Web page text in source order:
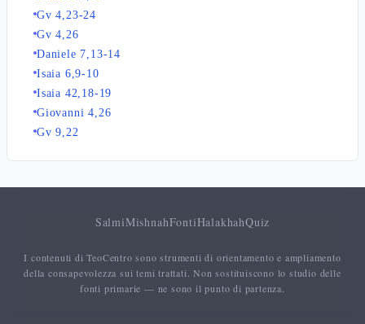
Gv 4,23-24
Gv 4,26
Daniele 7,13-14
Isaia 6,9-10
Isaia 42,18-19
Giovanni 4,26
Gv 9,22
SalmiMishnahFontiHalakhahQuiz
I contenuti di TeoCentro sono strumenti di orientamento e ampliamento
della consapevolezza sui temi trattati. Non sostituiscono lo studio delle
fonti primarie — ne sono il punto di partenza.